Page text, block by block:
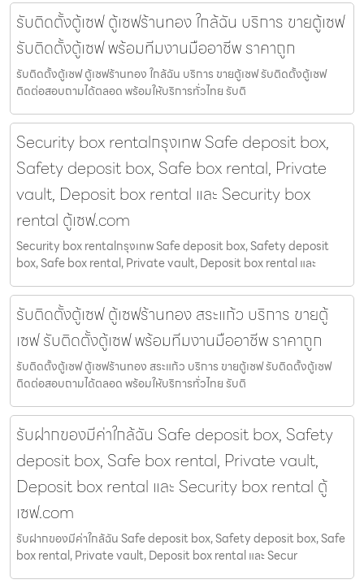
รับติดตั้งตู้เซฟ ตู้เซฟร้านทอง ใกล้ฉัน บริการ ขายตู้เซฟ
รับติดตั้งตู้เซฟ พร้อมทีมงานมืออาชีพ ราคาถูก
รับติดตั้งตู้เซฟ ตู้เซฟร้านทอง ใกล้ฉัน บริการ ขายตู้เซฟ รับติดตั้งตู้เซฟ
ติดต่อสอบถามได้ตลอด พร้อมให้บริการทั่วไทย รับติ
Security box rentalกรุงเทพ Safe deposit box,
Safety deposit box, Safe box rental, Private
vault, Deposit box rental และ Security box
rental ตู้เซฟ.com
Security box rentalกรุงเทพ Safe deposit box, Safety deposit
box, Safe box rental, Private vault, Deposit box rental และ
รับติดตั้งตู้เซฟ ตู้เซฟร้านทอง สระแก้ว บริการ ขายตู้
เซฟ รับติดตั้งตู้เซฟ พร้อมทีมงานมืออาชีพ ราคาถูก
รับติดตั้งตู้เซฟ ตู้เซฟร้านทอง สระแก้ว บริการ ขายตู้เซฟ รับติดตั้งตู้เซฟ
ติดต่อสอบถามได้ตลอด พร้อมให้บริการทั่วไทย รับติ
รับฝากของมีค่าใกล้ฉัน Safe deposit box, Safety
deposit box, Safe box rental, Private vault,
Deposit box rental และ Security box rental ตู้
เซฟ.com
รับฝากของมีค่าใกล้ฉัน Safe deposit box, Safety deposit box, Safe
box rental, Private vault, Deposit box rental และ Secur